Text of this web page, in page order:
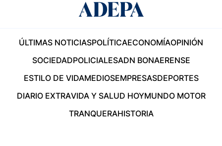
ÚLTIMAS NOTICIASPOLÍTICAECONOMÍAOPINIÓN
SOCIEDADPOLICIALESADN BONAERENSE
ESTILO DE VIDAMEDIOSEMPRESASDEPORTES
DIARIO EXTRAVIDA Y SALUD HOYMUNDO MOTOR
TRANQUERAHISTORIA